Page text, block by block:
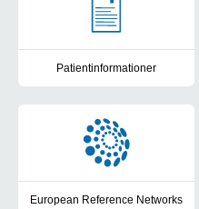
Patientinformationer
European Reference Networks